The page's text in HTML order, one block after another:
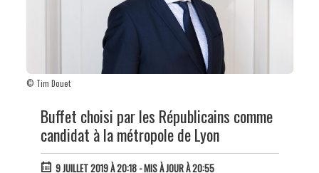
© Tim Douet
Buffet choisi par les Républicains comme
candidat à la métropole de Lyon
9 JUILLET 2019 À 20:18- MIS À JOUR À 20:55